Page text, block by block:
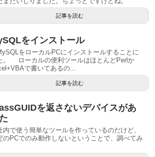
記事を読む
をインストール
をローカルPCにインストールすることに
。 ローカルの便利ツールはほとんどPerlか
で書いてあるの...
記事を読む
を返さないデバイスがあ
で使う簡単なツールを作っているのだけど、
のPCでのみ動作しないということで、調べてみ